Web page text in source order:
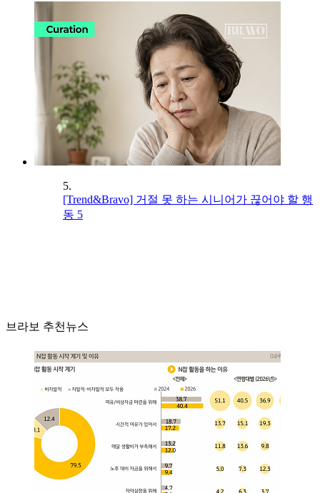
5.
[Trend&Bravo] 거절 못 하는 시니어가 끊어야 할 행
동 5
브라보 추천뉴스